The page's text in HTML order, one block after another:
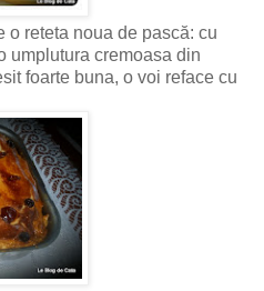
o reteta noua de pască: cu
umplutura cremoasa din
foarte buna, o voi reface cu